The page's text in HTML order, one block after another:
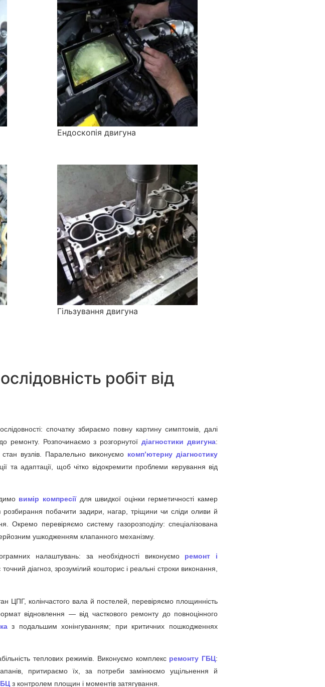
Ендоскопія двигуна
Гільзування двигуна
робіт від
спочатку збираємо повну картину симптомів, далі
ремонту. Розпочинаємо з розгорнутоїдіагностики двигуна:
стан вузлів. Паралельно виконуємо комп’ютерну діагностику
та адаптації, щоб чітко відокремити проблеми керування від
вимір компресіїдля швидкої оцінки герметичності камер
побачити задири, нагар, тріщини чи сліди оливи й
перевіряємо систему газорозподілу: спеціалізована
ушкодженням клапанного механізму.
налаштувань: за необхідності виконуємо ремонт і
діагноз, зрозумілий кошторис і реальні строки виконання,
ЦПГ, колінчастого вала й постелей, перевіряємо площинність
відновлення — від часткового ремонту до повноцінного
з подальшим хонінгуванням; при критичних пошкодженнях
теплових режимів. Виконуємо комплекс ремонту ГБЦ:
притираємо їх, за потреби замінюємо ущільнення й
з контролем площин і моментів затягування.